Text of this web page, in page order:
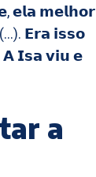
𝗲𝗹𝗮 𝗺𝗲𝗹𝗵𝗼𝗿
𝗘𝗿𝗮 𝗶𝘀𝘀𝗼
𝗜𝘀𝗮 𝘃𝗶𝘂 𝗲
a